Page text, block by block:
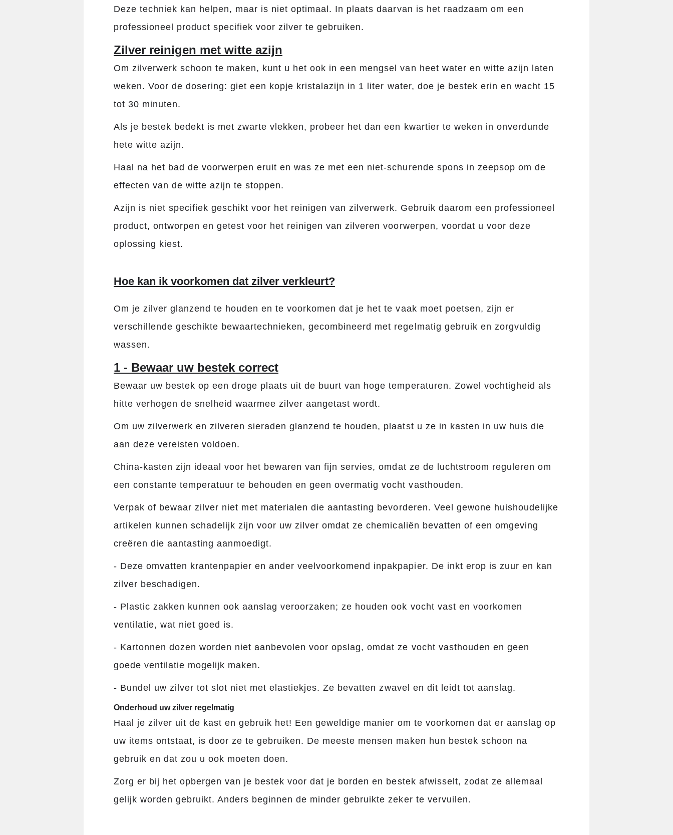
Deze techniek kan helpen, maar is niet optimaal. In plaats daarvan is het raadzaam om een ​​
professioneel product specifiek voor zilver te gebruiken.
Zilver reinigen met witte azijn
Om zilverwerk schoon te maken, kunt u het ook in een mengsel van heet water en witte azijn laten
weken. Voor de dosering: giet een kopje kristalazijn in 1 liter water, doe je bestek erin en wacht 15
tot 30 minuten.
Als je bestek bedekt is met zwarte vlekken, probeer het dan een kwartier te weken in onverdunde
hete witte azijn.
Haal na het bad de voorwerpen eruit en was ze met een niet-schurende spons in zeepsop om de
effecten van de witte azijn te stoppen.
Azijn is niet specifiek geschikt voor het reinigen van zilverwerk. Gebruik daarom een ​​professioneel
product, ontworpen en getest voor het reinigen van zilveren voorwerpen, voordat u voor deze
oplossing kiest.
Hoe kan ik voorkomen dat zilver verkleurt?
Om je zilver glanzend te houden en te voorkomen dat je het te vaak moet poetsen, zijn er
verschillende geschikte bewaartechnieken, gecombineerd met regelmatig gebruik en zorgvuldig
wassen.
1 - Bewaar uw bestek correct
Bewaar uw bestek op een droge plaats uit de buurt van hoge temperaturen. Zowel vochtigheid als
hitte verhogen de snelheid waarmee zilver aangetast wordt.
Om uw zilverwerk en zilveren sieraden glanzend te houden, plaatst u ze in kasten in uw huis die
aan deze vereisten voldoen.
China-kasten zijn ideaal voor het bewaren van fijn servies, omdat ze de luchtstroom reguleren om
een ​​constante temperatuur te behouden en geen overmatig vocht vasthouden.
Verpak of bewaar zilver niet met materialen die aantasting bevorderen. Veel gewone huishoudelijke
artikelen kunnen schadelijk zijn voor uw zilver omdat ze chemicaliën bevatten of een omgeving
creëren die aantasting aanmoedigt.
- Deze omvatten krantenpapier en ander veelvoorkomend inpakpapier. De inkt erop is zuur en kan
zilver beschadigen.
- Plastic zakken kunnen ook aanslag veroorzaken; ze houden ook vocht vast en voorkomen
ventilatie, wat niet goed is.
- Kartonnen dozen worden niet aanbevolen voor opslag, omdat ze vocht vasthouden en geen
goede ventilatie mogelijk maken.
- Bundel uw zilver tot slot niet met elastiekjes. Ze bevatten zwavel en dit leidt tot aanslag.
Onderhoud uw zilver regelmatig
Haal je zilver uit de kast en gebruik het! Een geweldige manier om te voorkomen dat er aanslag op
uw items ontstaat, is door ze te gebruiken. De meeste mensen maken hun bestek schoon na
gebruik en dat zou u ook moeten doen.
Zorg er bij het opbergen van je bestek voor dat je borden en bestek afwisselt, zodat ze allemaal
gelijk worden gebruikt. Anders beginnen de minder gebruikte zeker te vervuilen.